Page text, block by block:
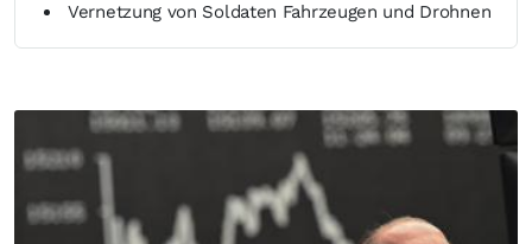
Vernetzung von Soldaten Fahrzeugen und Drohnen